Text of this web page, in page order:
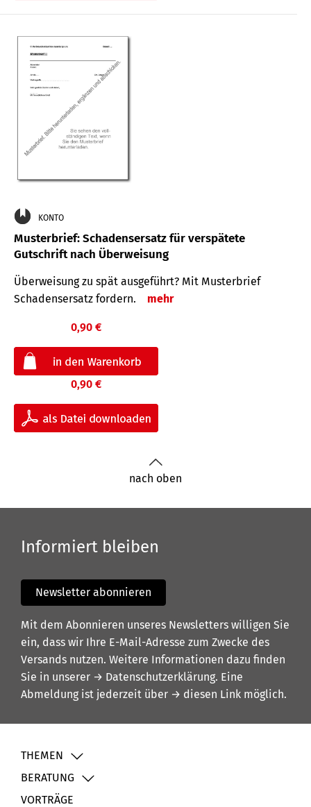
KONTO
Musterbrief: Schadensersatz für verspätete
Gutschrift nach Überweisung
Überweisung zu spät ausgeführt? Mit Musterbrief
Schadensersatz fordern.
mehr
0,90 €
0,90 €
nach oben
Informiert bleiben
Newsletter abonnieren
Mit dem Abonnieren unseres Newsletters willigen Sie
ein, dass wir Ihre E-Mail-Adresse zum Zwecke des
Versands nutzen. Weitere Informationen dazu finden
Sie in unserer → Datenschutzerklärung. Eine
Abmeldung ist jederzeit über → diesen Link möglich.
THEMEN
BERATUNG
VORTRÄGE